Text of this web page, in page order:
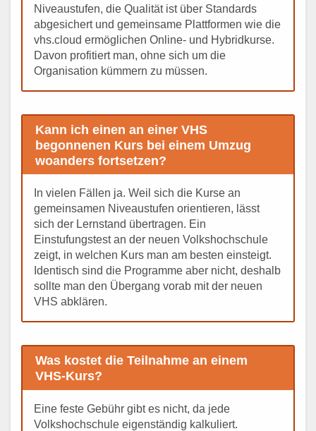
Niveaustufen, die Qualität ist über Standards
abgesichert und gemeinsame Plattformen wie die
vhs.cloud ermöglichen Online- und Hybridkurse.
Davon profitiert man, ohne sich um die
Organisation kümmern zu müssen.
Kann ich einen an einer VHS
begonnenen Kurs bei einem Umzug
woanders fortsetzen?
In vielen Fällen ja. Weil sich die Kurse an
gemeinsamen Niveaustufen orientieren, lässt
sich der Lernstand übertragen. Ein
Einstufungstest an der neuen Volkshochschule
zeigt, in welchen Kurs man am besten einsteigt.
Identisch sind die Programme aber nicht, deshalb
sollte man den Übergang vorab mit der neuen
VHS abklären.
Was kostet die Teilnahme an einem
VHS-Kurs?
Eine feste Gebühr gibt es nicht, da jede
Volkshochschule eigenständig kalkuliert.